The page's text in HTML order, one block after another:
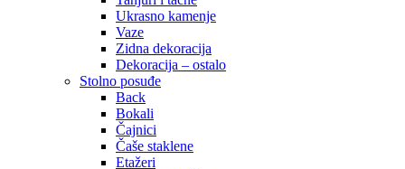
Ukrasno kamenje
Vaze
Zidna dekoracija
Dekoracija – ostalo
Stolno posuđe
Back
Bokali
Čajnici
Čaše staklene
Etažeri